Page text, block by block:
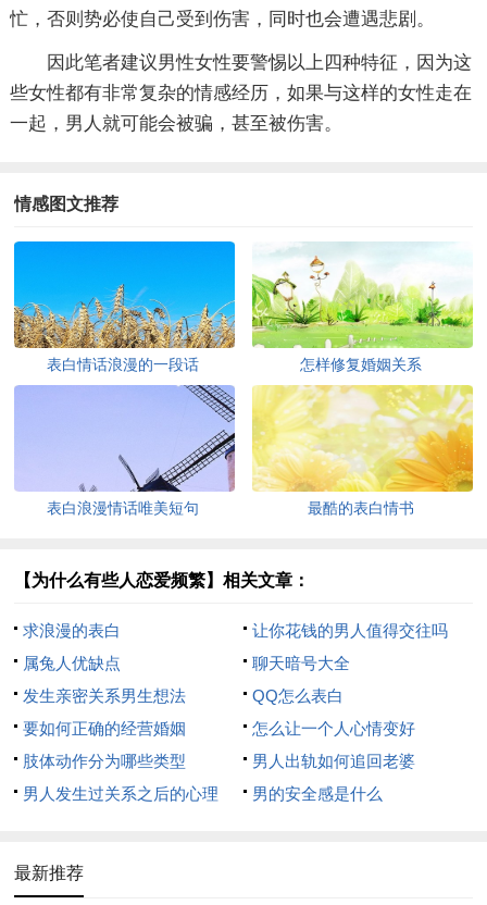
忙，否则势必使自己受到伤害，同时也会遭遇悲剧。
因此笔者建议男性女性要警惕以上四种特征，因为这
些女性都有非常复杂的情感经历，如果与这样的女性走在
一起，男人就可能会被骗，甚至被伤害。
情感图文推荐
表白情话浪漫的一段话 怎样修复婚姻关系
表白浪漫情话唯美短句 最酷的表白情书
【为什么有些人恋爱频繁】相关文章：
求浪漫的表白
让你花钱的男人值得交往吗
属兔人优缺点
聊天暗号大全
发生亲密关系男生想法
QQ怎么表白
要如何正确的经营婚姻
怎么让一个人心情变好
肢体动作分为哪些类型
男人出轨如何追回老婆
男人发生过关系之后的心理
男的安全感是什么
最新推荐